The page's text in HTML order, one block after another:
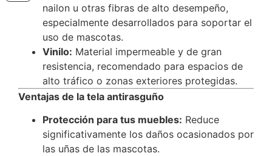
nailon u otras fibras de alto desempeño,
especialmente desarrollados para soportar el
uso de mascotas.
Vinilo: Material impermeable y de gran
resistencia, recomendado para espacios de
alto tráfico o zonas exteriores protegidas.
Ventajas de la tela antirasguño
Protección para tus muebles: Reduce
significativamente los daños ocasionados por
las uñas de las mascotas.